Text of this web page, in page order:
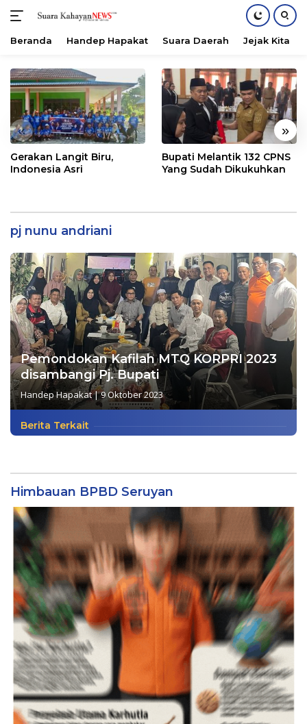
konten
Beranda Handep Hapakat Suara Daerah Jejak Kita
« »
Gerakan Langit Biru,
Indonesia Asri
Bupati Melantik 132 CPNS
Yang Sudah Dikukuhkan
pj nunu andriani
Pemondokan Kafilah MTQ KORPRI 2023
disambangi Pj. Bupati
Handep Hapakat|9 Oktober 2023
Berita Terkait
Himbauan BPBD Seruyan